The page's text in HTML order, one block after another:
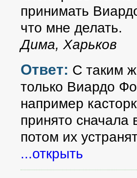
принимать
что мне делать.
Дима, Харьков
Ответ: С таким
только Виардо
например
принято
потом их
...открыть